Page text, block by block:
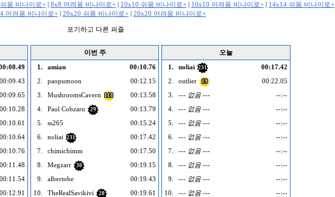
움 비나이로+ | 8x8 어려움 비나이로+ | 10x10 쉬움 비나이로+ | 10x10 어려움 비나이로+ | 14x14 쉬움 비나이로+
어려움 비나이로+ | 20x20 쉬움 비나이로+ | 20x20 어려움 비나이로+
포기하고 다른 퍼즐
00:09.43
00:09.65
00:10.28
00:10.61
00:10.64
00:10.76
00:11.48
00:11.54
00:12.91
이번 주
1.
amian
00:10.76
2.
paopumoon
00:12.15
3.
MushroomsCavern 118
00:13.58
4.
Paul Cobzaru 29
00:13.79
5.
ss265
00:15.24
6.
noliai 231
00:17.42
7.
chimichimm
00:17.50
8.
Megzarr 30
00:19.15
9.
albertobe
00:19.43
10.
TheRealSavikivi 20
00:19.61
오늘
1.
noliai 231
00:17.42
2.
outlier 19
00:22.05
3.
--- 없음 ---
--:--
4.
--- 없음 ---
--:--
5.
--- 없음 ---
--:--
6.
--- 없음 ---
--:--
7.
--- 없음 ---
--:--
8.
--- 없음 ---
--:--
9.
--- 없음 ---
--:--
10.
--- 없음 ---
--:--